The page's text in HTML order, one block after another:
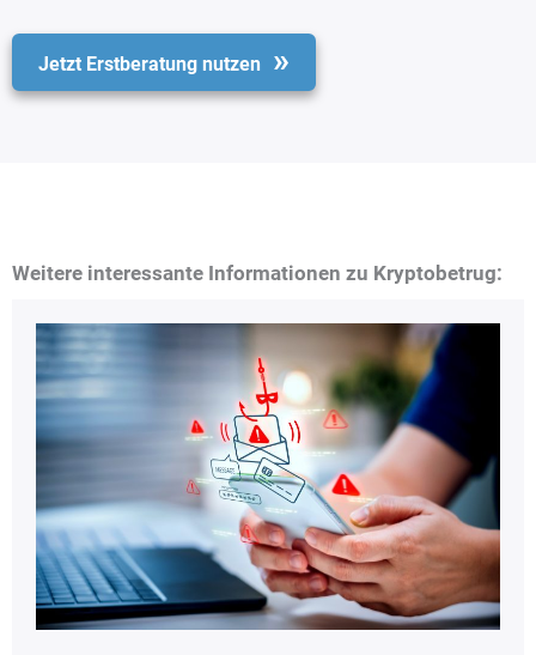
Jetzt Erstberatung nutzen
Weitere interessante Informationen zu Kryptobetrug: